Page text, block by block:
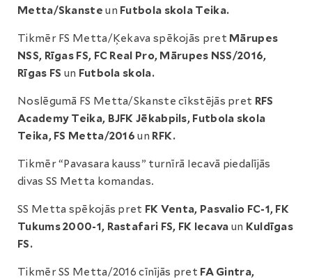
Metta/Skanste un Futbola skola Teika.
Tikmēr FS Metta/Ķekava spēkojās pret Mārupes
NSS, Rīgas FS, FC Real Pro, Mārupes NSS/2016,
Rīgas FS un Futbola skola.
Noslēgumā FS Metta/Skanste cīkstējās pret RFS
Academy Teika, BJFK Jēkabpils, Futbola skola
Teika, FS Metta/2016 un RFK.
Tikmēr “Pavasara kauss” turnīrā Iecavā piedalījās
divas SS Metta komandas.
SS Metta spēkojās pret FK Venta, Pasvalio FC-1, FK
Tukums 2000-1, Rastafari FS, FK Iecava un Kuldīgas
FS.
Tikmēr SS Metta/2016 cīnījās pret FA Gintra,